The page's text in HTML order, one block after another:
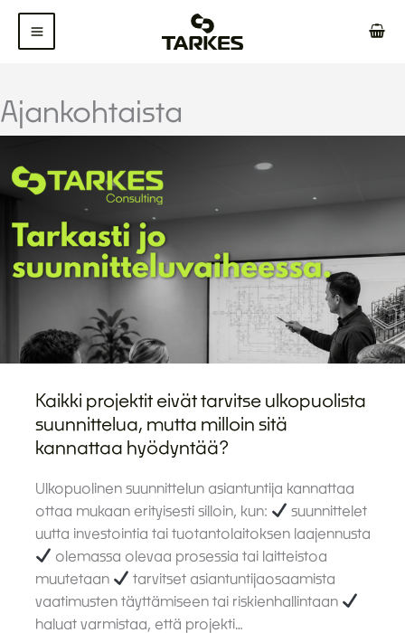
Siirry
sisältöön
Ajankohtaista
Kaikki projektit eivät tarvitse ulkopuolista
suunnittelua, mutta milloin sitä
kannattaa hyödyntää?
Ulkopuolinen suunnittelun asiantuntija kannattaa
ottaa mukaan erityisesti silloin, kun:
suunnittelet
uutta investointia tai tuotantolaitoksen laajennusta
olemassa olevaa prosessia tai laitteistoa
muutetaan
tarvitset asiantuntijaosaamista
vaatimusten täyttämiseen tai riskienhallintaan
haluat varmistaa, että projekti…